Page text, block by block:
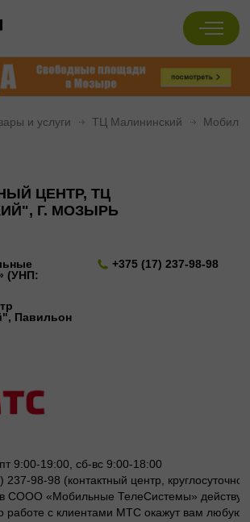
и услуги ТЦ Малининский
ЦЕНТР, ТЦ
Г. МОЗЫРЬ
(УНП:
+375 (17) 237-98-98
Павильон
9:00-19:00, сб-вс 9:00-18:00
98-98 (контактный центр, круглосуточно)
СООО «Мобильные ТелеСистемы»
работе с клиентами МТС окажут вам любую